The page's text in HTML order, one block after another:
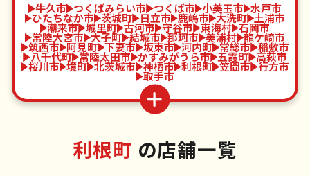
牛久市 つくばみらい市 つくば市 小美玉市 水戸市
ひたちなか市 茨城町 日立市 鹿嶋市 大洗町 土浦市
潮来市 城里町 古河市 守谷市 東海村 石岡市
常陸大宮市 大子町 結城市 那珂市 美浦村 龍ケ崎市
筑西市 阿見町 下妻市 坂東市 河内町 常総市 稲敷市
八千代町 常陸太田市 かすみがうら市 五霞町 高萩市
桜川市 境町 北茨城市 神栖市 利根町 笠間市 行方市
取手市
利根町 の店舗一覧